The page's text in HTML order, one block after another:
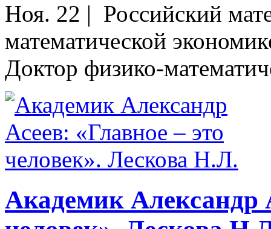
Ноя. 22 | Российский
математической
Доктор физико-
Академик Александр